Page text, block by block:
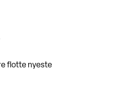
flotte nyeste